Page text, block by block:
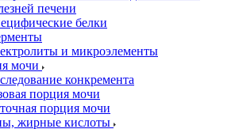
печени
белки
и микроэлементы
мочи
конкремента
порция мочи
порция мочи
жирные кислоты